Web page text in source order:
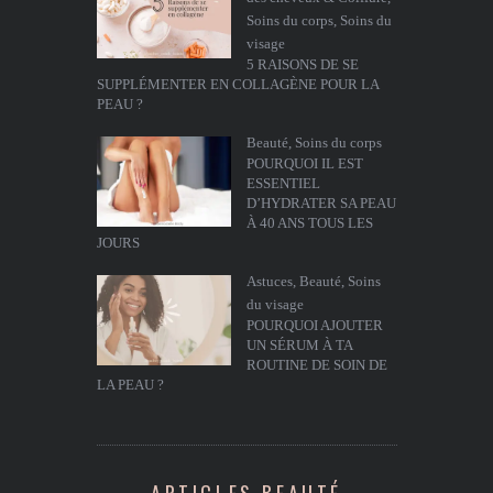
Soins du corps, Soins du
visage
5 RAISONS DE SE
SUPPLÉMENTER EN COLLAGÈNE POUR LA
PEAU ?
Beauté Soins du corps
POURQUOI IL EST
ESSENTIEL
D’HYDRATER SA PEAU
À 40 ANS TOUS LES
JOURS
Astuces, Beauté Soins
du visage
POURQUOI AJOUTER
UN SÉRUM À TA
ROUTINE DE SOIN DE
LA PEAU ?